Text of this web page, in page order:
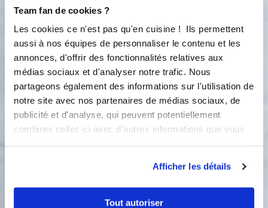
Team fan de cookies ?
Les cookies ce n'est pas qu'en cuisine ! Ils permettent
aussi à nos équipes de personnaliser le contenu et les
annonces, d'offrir des fonctionnalités relatives aux
médias sociaux et d'analyser notre trafic. Nous
partageons également des informations sur l'utilisation de
notre site avec nos partenaires de médias sociaux, de
publicité et d'analyse, qui peuvent potentiellement
combiner celles-ci avec d'autres informations que vous
Afficher les détails
Tout autoriser
2
Dans un cul-de-poule, mettez le lait,
la crème, les œufs. Mélangez au fouet.
Ajoutez progressivement la farine
énergiquement au fouet. Ajoutez
enfin, le fromage, les oignons revenus
salez, poivrez. Divisez la préparation
en 5 parts de 200 g chacune.
lardons et des herbes de Provence.
versez cette première préparation
dans une des empreintes du moule.